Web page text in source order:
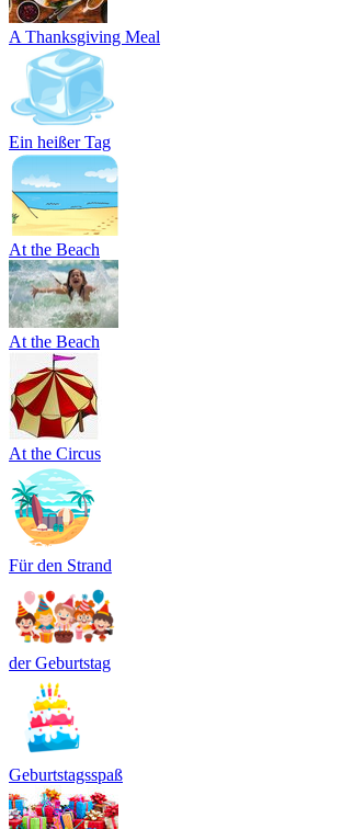
A Thanksgiving Meal
Ein heißer Tag
At the Beach
At the Beach
At the Circus
Für den Strand
der Geburtstag
Geburtstagsspaß